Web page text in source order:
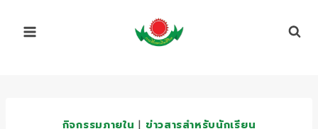
กิจกรรมภายใน | ข่าวสารสำหรับนักเรียน